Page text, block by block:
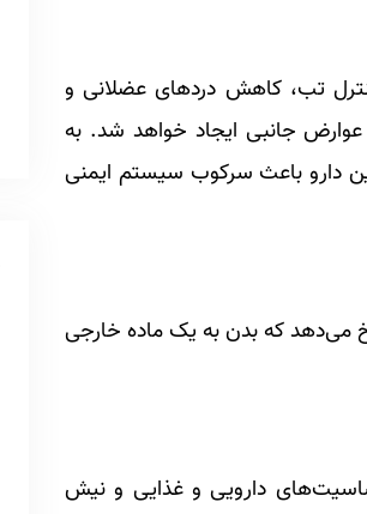
کنترل تب، کاهش دردهای عضلانی و
جانبی ایجاد خواهد شد. به
دارو باعث سرکوب سیستم ایمنی
می‌دهد که بدن به یک ماده خارجی
دارویی و غذایی و نیش